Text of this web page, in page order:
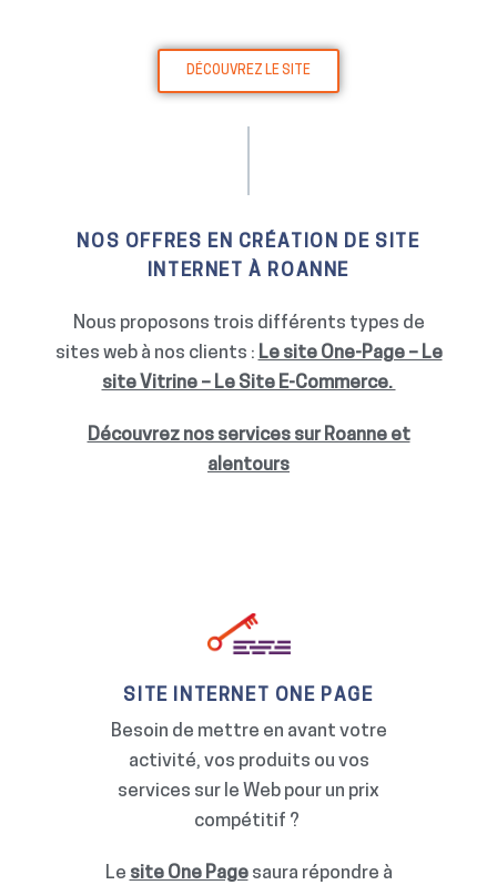
DÉCOUVREZ LE SITE
NOS OFFRES EN CRÉATION DE SITE
INTERNET À ROANNE
Nous proposons trois différents types de
sites web à nos clients : Le site One-Page – Le
site Vitrine – Le Site E-Commerce.
Découvrez nos services sur Roanne et
alentours
SITE INTERNET ONE PAGE
Besoin de mettre en avant votre
activité, vos produits ou vos
services sur le Web pour un prix
compétitif ?
Le site One Pagesaura répondre à